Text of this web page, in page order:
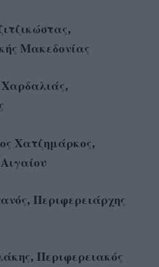
Μακεδονίας
Χαρδαλιάς,
Χατζημάρκος,
Περιφερειάρχης
Περιφερειακός